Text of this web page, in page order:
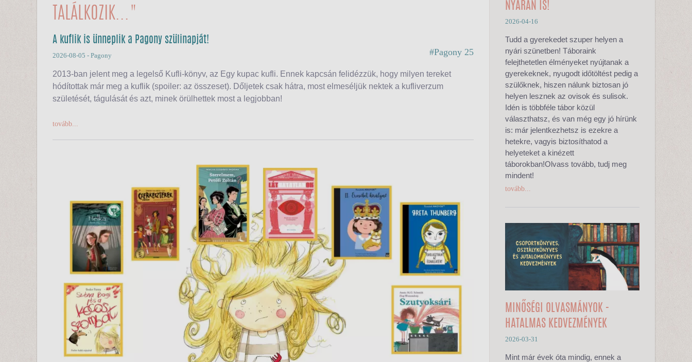
TALÁLKOZIK..."
#Pagony 25
A kuflik is ünneplik a Pagony szülinapját!
2026-08-05 - Pagony
2013-ban jelent meg a legelső Kufli-könyv, az Egy kupac kufli. Ennek kapcsán felidézzük, hogy milyen tereket
hódítottak már meg a kuflik (spoiler: az összeset). Dőljetek csak hátra, most elmeséljük nektek a kufliverzum
születését, tágulását és azt, minek örülhettek most a legjobban!
tovább...
NYARÁN IS!
2026-04-16
Tudd a gyerekedet szuper helyen a
nyári szünetben! Táboraink
felejthetetlen élményeket nyújtanak a
gyerekeknek, nyugodt időtöltést pedig a
szülőknek, hiszen nálunk biztosan jó
helyen lesznek az ovisok és sulisok.
Idén is többféle tábor közül
választhatsz, és van még egy jó hírünk
is: már jelentkezhetsz is ezekre a
hetekre, vagyis biztosíthatod a
helyeteket a kinézett
táborokban!Olvass tovább, tudj meg
mindent!
tovább...
MINŐSÉGI OLVASMÁNYOK -
HATALMAS KEDVEZMÉNYEK
2026-03-31
Mint már évek óta mindig, ennek a